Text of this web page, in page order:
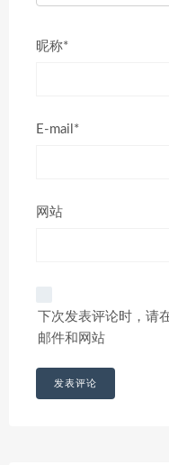
昵称*
E-mail*
网站
下次发表评论时，请
邮件和网站